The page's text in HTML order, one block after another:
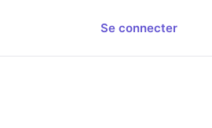
Se connecter